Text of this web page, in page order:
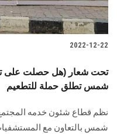
2022-12-22
تحت شعار (هل حصلت على
شمس تطلق حملة للتطعيم
نظم قطاع شئون خدمه المجتمع
شمس بالتعاون مع